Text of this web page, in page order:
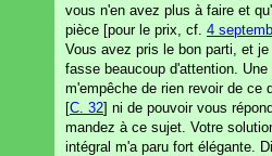
vous n'en avez plus à faire et
pièce [pour le prix, cf. 4
Vous avez pris le bon parti, et
fasse beaucoup d'attention.
m'empêche de rien revoir de ce
[C. 32] ni de pouvoir vous
mandez à ce sujet. Votre
intégral m'a paru fort élégante.